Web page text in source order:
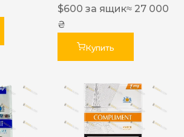
$600 за ящик≈ 27 000
₴
Купить